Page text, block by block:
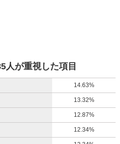
人が重視した項目
14.63%
13.32%
12.87%
12.34%